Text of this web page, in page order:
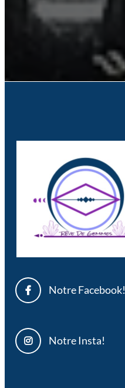
Notre Facebook!
Notre Insta!